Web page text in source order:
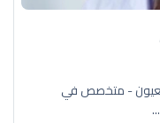
- متخصص في